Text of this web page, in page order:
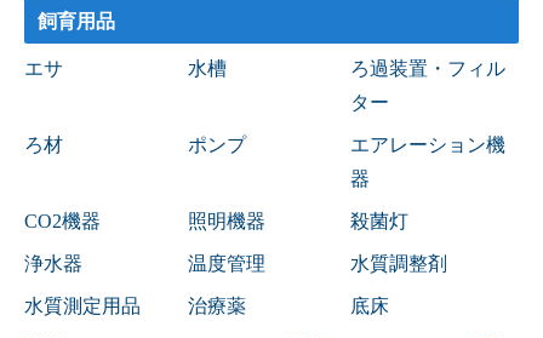
飼育用品
エサ 水槽
ろ過装置・フィル
ター
ろ材 ポンプ
エアレーション機
器
CO2機器 照明機器 殺菌灯
浄水器 温度管理 水質調整剤
水質測定用品 治療薬 底床